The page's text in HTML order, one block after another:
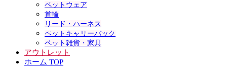
ペットウェア
首輪
リード・ハーネス
ペットキャリーバック
ペット雑貨・家具
アウトレット
ホーム TOP